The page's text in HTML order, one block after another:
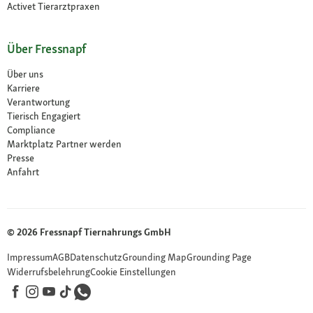
Activet Tierarztpraxen
Über Fressnapf
Über uns
Karriere
Verantwortung
Tierisch Engagiert
Compliance
Marktplatz Partner werden
Presse
Anfahrt
© 2026 Fressnapf Tiernahrungs GmbH
ImpressumAGBDatenschutzGrounding MapGrounding Page
WiderrufsbelehrungCookie Einstellungen